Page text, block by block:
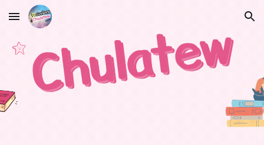
Skip to main content Skip to navigation